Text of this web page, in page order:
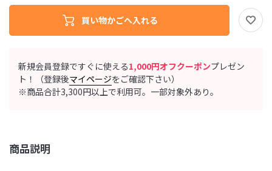
新規会員登録ですぐに使える1,000円オフクーポンプレゼン
ト！（登録後マイページをご確認下さい）
※商品合計3,300円以上で利用可。一部対象外あり。
商品説明